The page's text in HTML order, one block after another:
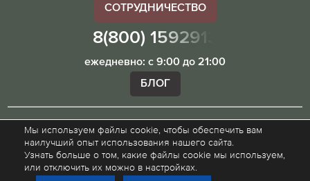
СОТРУДНИЧЕСТВО
8(800) 1592913
ежедневно: с 9:00 до 21:00
БЛОГ
Внимание! Наш сайт ugibddmo.ru, носит исключительно
информационный характер и не является публичной
офертой.
Мы используем файлы cookie, чтобы обеспечить вам
наилучший опыт использования нашего сайта.
Узнать больше о том, какие файлы cookie мы используем,
или отключить их можно в настройках.